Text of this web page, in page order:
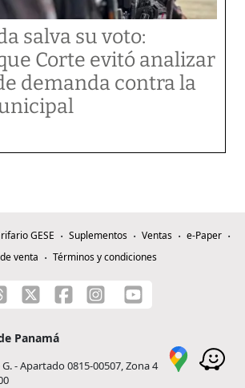
salva su voto:
Corte evitó analizar
demanda contra la
GESE Suplementos Ventas
e-Paper
venta
Términos y condiciones
Panamá
- Apartado 0815-00507, Zona 4